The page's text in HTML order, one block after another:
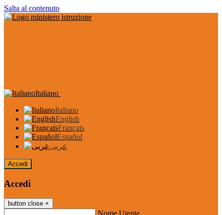
Salta al contenuto
Italiano
Italiano
English
Français
Español
عربى
Accedi
Accedi
button close ×